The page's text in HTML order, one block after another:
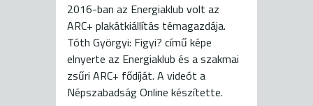
2016-ban az Energiaklub volt az
ARC+ plakátkiállítás témagazdája.
Tóth Györgyi: Figyi? című képe
elnyerte az Energiaklub és a szakmai
zsűri ARC+ fődíját. A videót a
Népszabadság Online készítette.